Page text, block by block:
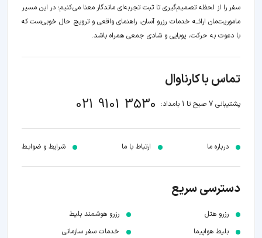
سفر را از لحظه‌ تصمیم‌گیری تا ثبت تجربه‌ای ماندگار معنا می‌کنیم؛ در این مسیر‍
ماموریت‌مان اراﺋــﻪ خدمات رزرو آسان، راهنمای واقعی و ترویج حال خوبی‌ست که
با دعوت به حرکت، پویایی و شادی جمعی همراه باشد.
تماس با کارناوال
پشتیبانی 7 صبح تا 1 بامداد: 021 9101 3530
درباره ما ارتباط با ما شرایط و ضوابـط
دسترسی سریع
رزرو هتل
بلیط هواپیما
رزرو هوشمند بلیط
خدمات سفر سازمانی